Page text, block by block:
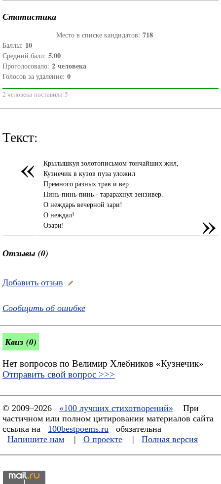
Статистика
Место в списке кандидатов: 718
Баллы: 10
Средний балл: 5.00
Проголосовало: 2 человека
Голосов за удаление: 0
2 человека поставили 5
Текст:
«
Крылышкуя золотописьмом тончайших жил,
Кузнечик в кузов пуза уложил
Премного разных трав и вер.
Пинь-пинь-пинь - тарарахнул зензивер.
О неждарь вечерной зари!
О неждал!
Озари!
»
Отзывы (0)
Добавить отзыв
Сообщить об ошибке
Квиз (0)
Нет вопросов по Велимир Хлебников «Кузнечик»
Отправить свой вопрос >>>
© 2009–2026 «100 лучших стихотворений»
При
частичном или полном цитировании материалов сайта
ссылка на
100bestpoems.ru
обязательна
Напишите нам
| О проекте | Полная версия